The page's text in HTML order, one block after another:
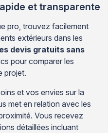
et transparente
pro, trouvez facilement
extérieurs dans les
devis gratuits sans
pour comparer les
projet.
et vos envies sur la
met en relation avec les
Vous recevez
détaillées incluant